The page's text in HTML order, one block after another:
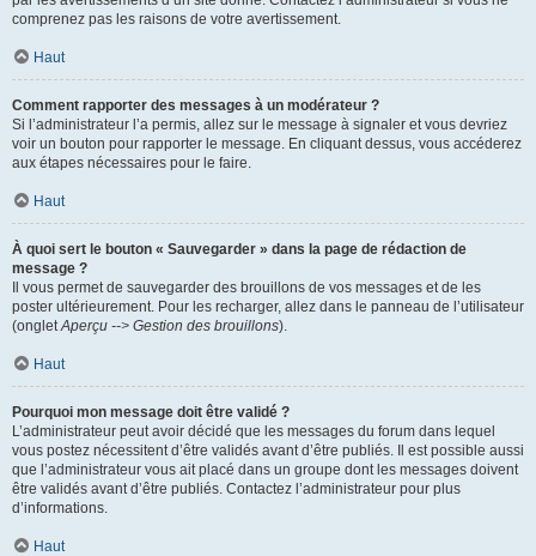
comprenez pas les raisons de votre avertissement.
Haut
Comment rapporter des messages à un modérateur ?
Si l’administrateur l’a permis, allez sur le message à signaler et vous devriez
voir un bouton pour rapporter le message. En cliquant dessus, vous accéderez
aux étapes nécessaires pour le faire.
Haut
À quoi sert le bouton « Sauvegarder » dans la page de rédaction de
message ?
Il vous permet de sauvegarder des brouillons de vos messages et de les
poster ultérieurement. Pour les recharger, allez dans le panneau de l’utilisateur
(ongletAperçu --> Gestion des brouillons).
Haut
Pourquoi mon message doit être validé ?
L’administrateur peut avoir décidé que les messages du forum dans lequel
vous postez nécessitent d’être validés avant d’être publiés. Il est possible aussi
que l’administrateur vous ait placé dans un groupe dont les messages doivent
être validés avant d’être publiés. Contactez l’administrateur pour plus
d’informations.
Haut